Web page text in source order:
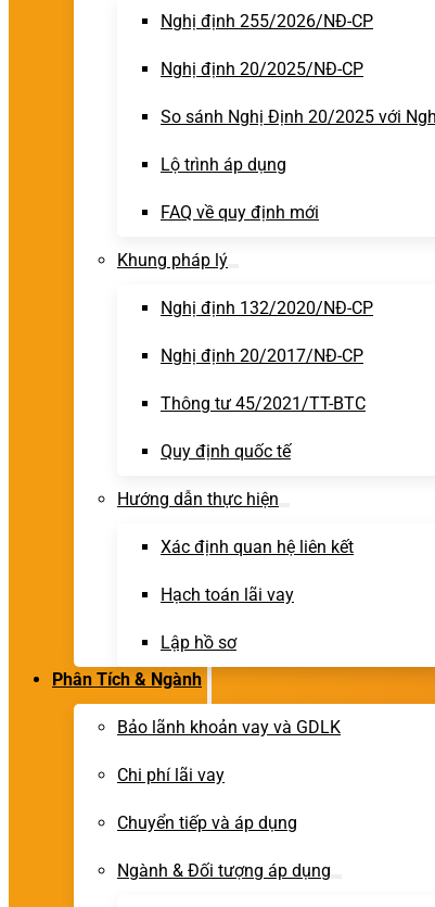
Nghị định 255/2026/NĐ-CP
Nghị định 20/2025/NĐ-CP
So sánh Nghị Định 20/2025 với
Lộ trình áp dụng
FAQ về quy định mới
Khung pháp lý
Nghị định 132/2020/NĐ-CP
Nghị định 20/2017/NĐ-CP
Thông tư 45/2021/TT-BTC
Quy định quốc tế
Hướng dẫn thực hiện
Xác định quan hệ liên kết
Hạch toán lãi vay
Lập hồ sơ
Phân Tích & Ngành
Bảo lãnh khoản vay và GDLK
Chi phí lãi vay
Chuyển tiếp và áp dụng
Ngành & Đối tượng áp dụng